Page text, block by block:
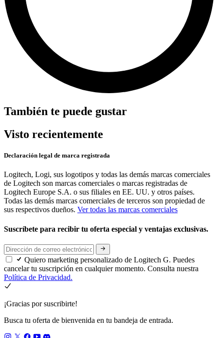
También te puede gustar
Visto recientemente
Declaración legal de marca registrada
Logitech, Logi, sus logotipos y todas las demás marcas comerciales
de Logitech son marcas comerciales o marcas registradas de
Logitech Europe S.A. o sus filiales en EE. UU. y otros países.
Todas las demás marcas comerciales de terceros son propiedad de
sus respectivos dueños. Ver todas las marcas comerciales
Suscríbete para recibir tu oferta especial y ventajas exclusivas.
Quiero marketing personalizado de Logitech G. Puedes
cancelar tu suscripción en cualquier momento. Consulta nuestra
Política de Privacidad.
¡Gracias por suscribirte!
Busca tu oferta de bienvenida en tu bandeja de entrada.